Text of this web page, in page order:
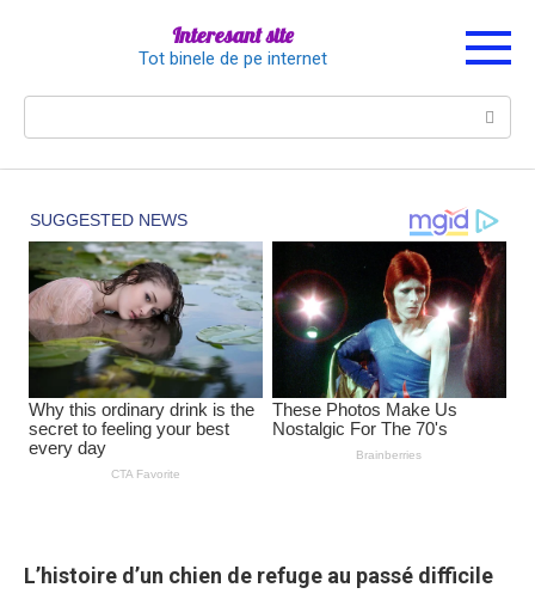
Interesant site
Tot binele de pe internet
L’histoire d’un chien de refuge au passé difficile